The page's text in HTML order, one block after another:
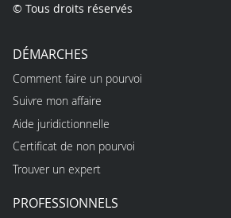
© Tous droits réservés
DÉMARCHES
Comment faire un pourvoi
Suivre mon affaire
Aide juridictionnelle
Certificat de non pourvoi
Trouver un expert
PROFESSIONNELS